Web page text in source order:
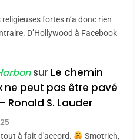
pourrait
à 13 pays
latine
JUDAISME
l’année la plus
selon le
d’ADL contre
ISRAÉL
fortes n’a donc rien
D’Hollywood à Facebook
sur Le chemin
ne peut pas être pavé
Ronald S. Lauder
à fait d'accord.
Smotrich,
: Les amandes de
consacrés produits
MAROC
– Vanessa De
Stauber